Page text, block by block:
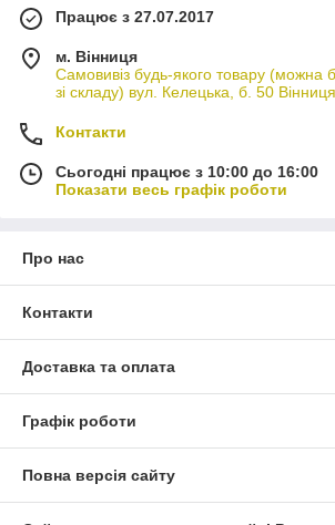
Працює з 27.07.2017
м. Вінниця
Самовивіз будь-якого товару (можна
зі складу) вул. Келецька, б. 50
Контакти
Сьогодні працює з 10:00 до 16:00
Показати весь графік роботи
Про нас
Контакти
Доставка та оплата
Графік роботи
Повна версія сайту